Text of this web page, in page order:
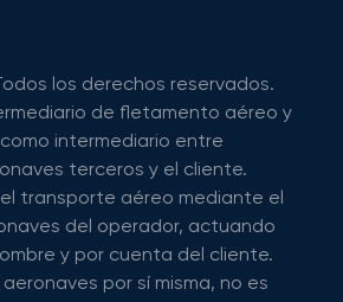
los derechos reservados.
de fletamento aéreo y
intermediario entre
terceros y el cliente.
transporte aéreo mediante el
del operador, actuando
y por cuenta del cliente.
por sí misma, no es